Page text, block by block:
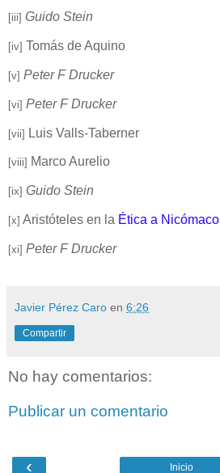
[iii] Guido Stein
[iv] Tomás de Aquino
[v] Peter F Drucker
[vi] Peter F Drucker
[vii] Luis Valls-Taberner
[viii] Marco Aurelio
[ix] Guido Stein
[x] Aristóteles en la Ética a Nicómaco
[xi] Peter F Drucker
Javier Pérez Caro en 6:26
Compartir
No hay comentarios:
Publicar un comentario
‹ Inicio